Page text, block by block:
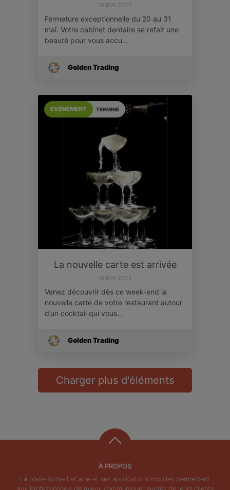
16 MAI 2022
Fermeture exceptionnelle du 20 au 31
mai. Votre cabinet dentaire se refait une
beauté pour vous accu…
Golden Trading
TERMINÉ
EVÉNÉMENT
La nouvelle carte est arrivée
16 MAI 2022
Venez découvrir dès ce week-end la
nouvelle carte de votre restaurant autour
d’un cocktail qui vous…
Golden Trading
Charger plus d'éléments
À PROPOS
La plate-forme LaCarte et ses applications mobiles permettent